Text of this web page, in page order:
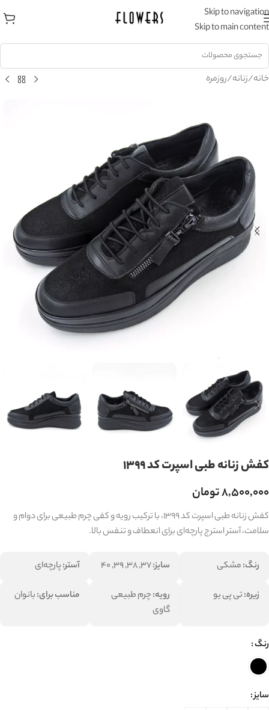
Skip to navigation
Skip to main content
خانه/زنانه/روزمره
کفش زنانه طبی اسپرت کد 1399
۸,۵۰۰,۰۰۰تومان
کفش زنانه طبی اسپرت کد 1399، با ترکیب رویه و کفی چرم طبیعی برای دوام و
سلامت، آستر استرج پارچه‌ای برای انعطاف و تنفس بالا.
رنگ:مشکی سایز:37, 38, 39, 40 آستر:پارچه‌ای
زیره:تی پی یو رویه:چرم طبیعی
گاوی
مناسب برای:بانوان
رنگ
سایز